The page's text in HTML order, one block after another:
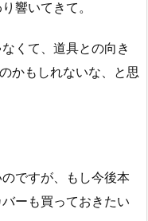
響いてきて。
くて、道具との向き
かもしれないな、と思
ですが、もし今後本
ーも買っておきたい